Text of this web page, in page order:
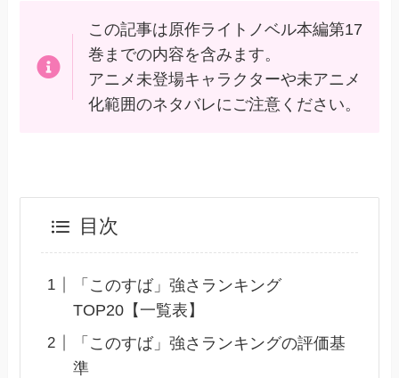
この記事は原作ライトノベル本編第17
巻までの内容を含みます。
アニメ未登場キャラクターや未アニメ
化範囲のネタバレにご注意ください。
目次
「このすば」強さランキング
TOP20【一覧表】
「このすば」強さランキングの評価基
準